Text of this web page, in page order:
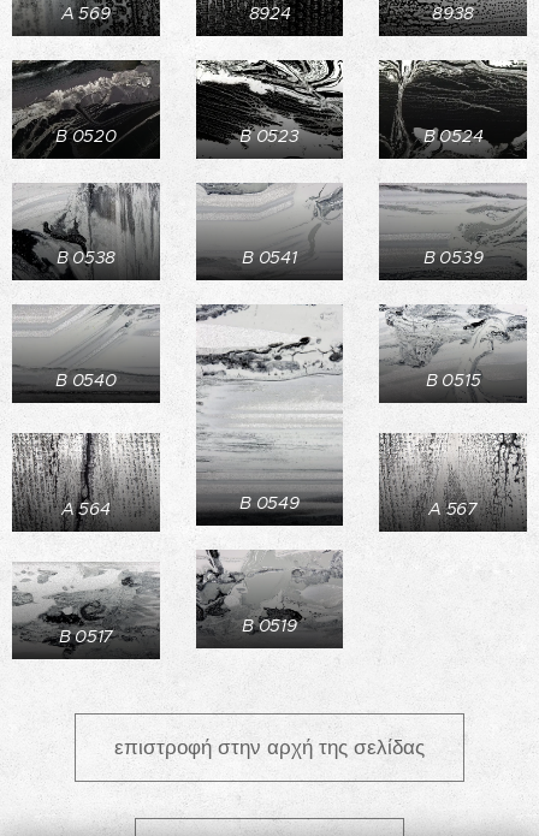
A 569 8924 8938
B 0520 B 0523 B 0524
B 0538 B 0541 B 0539
B 0540
B 0549
B 0515
A 564 A 567
B 0519
B 0517
επιστροφή στην αρχή της σελίδας